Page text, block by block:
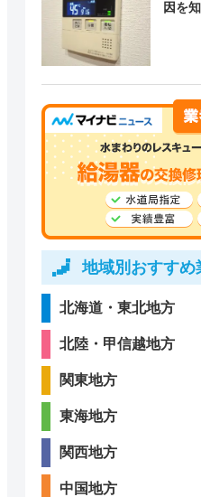
因を
地域別おすすめ
北海道・東北地方
北陸・甲信越地方
関東地方
東海地方
関西地方
中国地方